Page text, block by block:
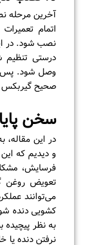
آخرین مرحله
اتمام
نصب شود. در
درستی
وصل شود. پس
صحیح گیربکس
سخن
در این مقاله،
و دیدیم که
فرسایش،
تعویض روغن
می‌توانند
کشویی دنده
به نظر پیچیده
نرفتن دنده یا